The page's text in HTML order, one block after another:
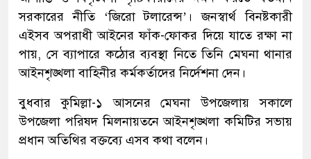
সরকারের নীতি ‘জিরো টলারেন্স’। জনস্বার্থ বিনষ্টকারী
এইসব অপরাধী আইনের ফাঁক-ফোকর দিয়ে যাতে রক্ষা না
পায়, সে ব্যাপারে কঠোর ব্যবস্থা নিতে তিনি মেঘনা থানার
আইনশৃঙ্খলা বাহিনীর কর্মকর্তাদের নির্দেশনা দেন।
বুধবার কুমিল্লা-১ আসনের মেঘনা উপজেলায় সকালে
উপজেলা পরিষদ মিলনায়তনে আইনশৃঙ্খলা কমিটির সভায়
প্রধান অতিথির বক্তব্যে এসব কথা বলেন।